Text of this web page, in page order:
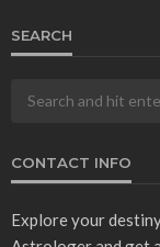
SEARCH
CONTACT INFO
Explore your